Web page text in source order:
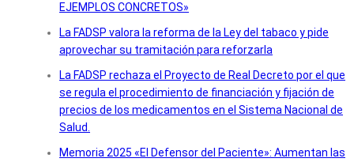
EJEMPLOS CONCRETOS»
La FADSP valora la reforma de la Ley del tabaco y pide
aprovechar su tramitación para reforzarla
La FADSP rechaza el Proyecto de Real Decreto por el que
se regula el procedimiento de financiación y fijación de
precios de los medicamentos en el Sistema Nacional de
Salud.
Memoria 2025 «El Defensor del Paciente»: Aumentan las